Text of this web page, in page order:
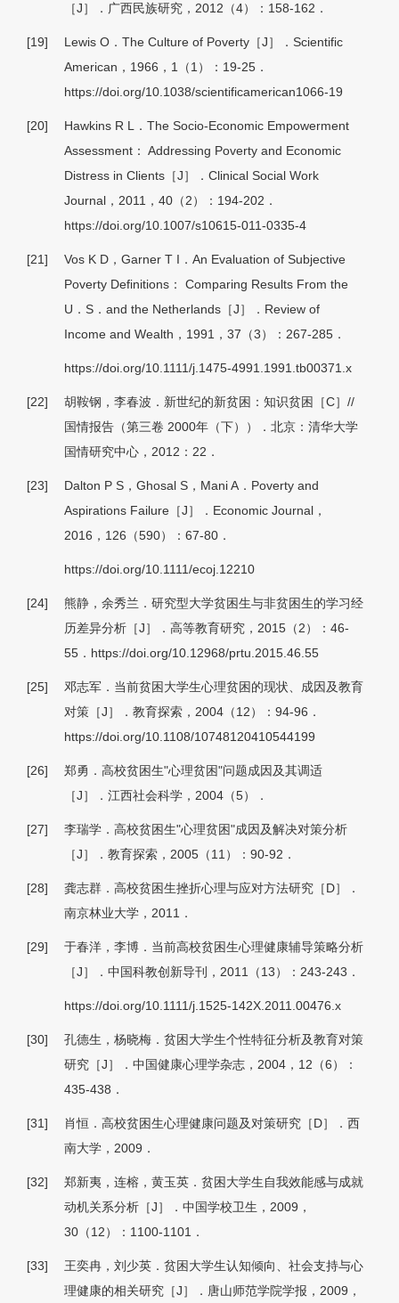
［J］．广西民族研究，2012（4）：158-162．
[19]
Lewis O．The Culture of Poverty［J］．Scientific
American，1966，1（1）：19-25．
https://doi.org/10.1038/scientificamerican1066-19
[20]
Hawkins R L．The Socio-Economic Empowerment
Assessment： Addressing Poverty and Economic
Distress in Clients［J］．Clinical Social Work
Journal，2011，40（2）：194-202．
https://doi.org/10.1007/s10615-011-0335-4
[21]
Vos K D，Garner T I．An Evaluation of Subjective
Poverty Definitions： Comparing Results From the
U．S．and the Netherlands［J］．Review of
Income and Wealth，1991，37（3）：267-285．
https://doi.org/10.1111/j.1475-4991.1991.tb00371.x
[22]
胡鞍钢，李春波．新世纪的新贫困：知识贫困［C］//
国情报告（第三卷 2000年（下））．北京：清华大学
国情研究中心，2012：22．
[23]
Dalton P S，Ghosal S，Mani A．Poverty and
Aspirations Failure［J］．Economic Journal，
2016，126（590）：67-80．
https://doi.org/10.1111/ecoj.12210
[24]
熊静，余秀兰．研究型大学贫困生与非贫困生的学习经
历差异分析［J］．高等教育研究，2015（2）：46-
55．https://doi.org/10.12968/prtu.2015.46.55
[25]
邓志军．当前贫困大学生心理贫困的现状、成因及教育
对策［J］．教育探索，2004（12）：94-96．
https://doi.org/10.1108/10748120410544199
[26]
郑勇．高校贫困生"心理贫困"问题成因及其调适
［J］．江西社会科学，2004（5）．
[27]
李瑞学．高校贫困生"心理贫困"成因及解决对策分析
［J］．教育探索，2005（11）：90-92．
[28]
龚志群．高校贫困生挫折心理与应对方法研究［D］．
南京林业大学，2011．
[29]
于春洋，李博．当前高校贫困生心理健康辅导策略分析
［J］．中国科教创新导刊，2011（13）：243-243．
https://doi.org/10.1111/j.1525-142X.2011.00476.x
[30]
孔德生，杨晓梅．贫困大学生个性特征分析及教育对策
研究［J］．中国健康心理学杂志，2004，12（6）：
435-438．
[31]
肖恒．高校贫困生心理健康问题及对策研究［D］．西
南大学，2009．
[32]
郑新夷，连榕，黄玉英．贫困大学生自我效能感与成就
动机关系分析［J］．中国学校卫生，2009，
30（12）：1100-1101．
[33]
王奕冉，刘少英．贫困大学生认知倾向、社会支持与心
理健康的相关研究［J］．唐山师范学院学报，2009，